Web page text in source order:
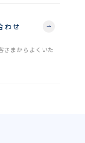
わせ
さまからよくいた